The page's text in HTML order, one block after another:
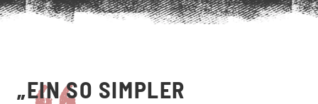
„EIN SO SIMPLER